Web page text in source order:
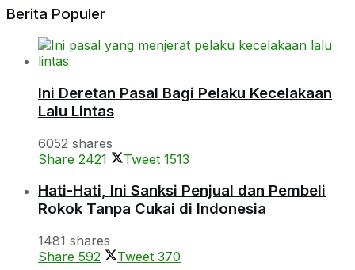
Berita Populer
Ini Deretan Pasal Bagi Pelaku Kecelakaan
Lalu Lintas
6052 shares
Share 2421 Tweet 1513
Hati-Hati, Ini Sanksi Penjual dan Pembeli
Rokok Tanpa Cukai di Indonesia
1481 shares
Share 592 Tweet 370